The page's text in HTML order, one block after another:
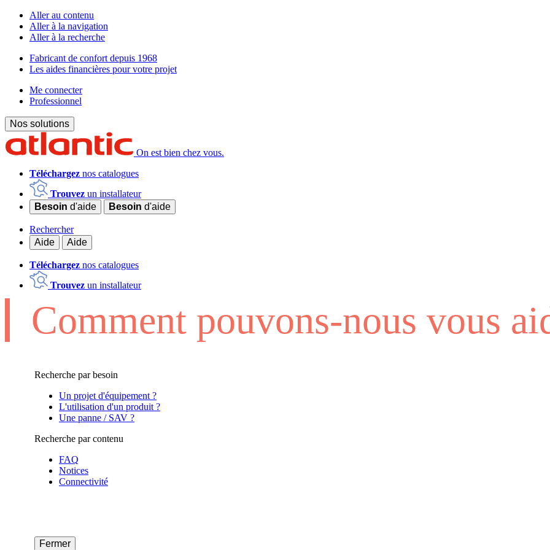
Aller au contenu
Aller à la navigation
Aller à la recherche
Fabricant de confort depuis 1968
Les aides financières pour votre projet
Me connecter
Professionnel
Nos solutions
On est bien chez vous.
Téléchargez nos catalogues
Trouvez un installateur
Besoin d'aide Besoin d'aide
Rechercher
Aide
Aide
Téléchargez nos catalogues
Trouvez un installateur
Comment pouvons-nous vous
Recherche par besoin
Un projet d'équipement ?
L'utilisation d'un produit ?
Une panne / SAV ?
Recherche par contenu
FAQ
Notices
Connectivité
Fermer